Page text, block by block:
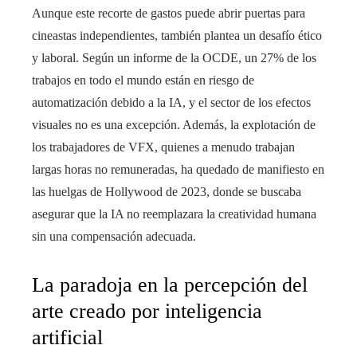
Aunque este recorte de gastos puede abrir puertas para
cineastas independientes, también plantea un desafío ético
y laboral. Según un informe de la OCDE, un 27% de los
trabajos en todo el mundo están en riesgo de
automatización debido a la IA, y el sector de los efectos
visuales no es una excepción. Además, la explotación de
los trabajadores de VFX, quienes a menudo trabajan
largas horas no remuneradas, ha quedado de manifiesto en
las huelgas de Hollywood de 2023, donde se buscaba
asegurar que la IA no reemplazara la creatividad humana
sin una compensación adecuada.
La paradoja en la percepción del
arte creado por inteligencia
artificial